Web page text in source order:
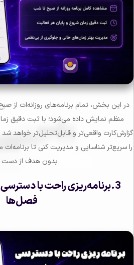
در این بخش، تمام برنامه‌های روزانه‌ات از
منظم نمایش داده می‌شود؛ با ثبت دقیق
گزارش‌کارت واقعی‌تر و قابل‌تحلیل‌تر خواهد
را سریع‌تر شناسایی و مدیریت کنی تا
بدون هدف از دست
3.برنامه‌ریزی راحت با
فصل‌ها